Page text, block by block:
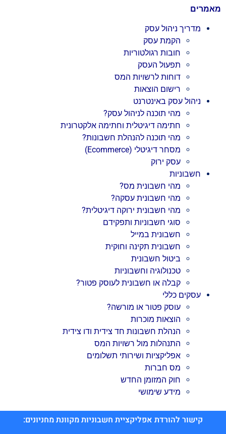
מאמרים
מדריך ניהול עסק
הקמת עסק
חובות רגולטוריות
תפעול העסק
דוחות לרשויות המס
רישום הוצאות
ניהול עסק באינטרנט
מהי תוכנה לניהול עסק?
חתימה דיגיטלית וחתימה אלקטרונית
מהי תוכנה להנהלת חשבונות?
מסחר דיגיטלי (Ecommerce)
עסק ירוק
חשבוניות
מהי חשבונית מס?
מהי חשבונית עסקה?
מהי חשבונית ירוקה דיגיטלית?
סוגי חשבוניות ותפקידם
חשבונית במייל
חשבונית תקינה וחוקית
ביטול חשבונית
טכנולוגיה וחשבוניות
קבלה או חשבונית לעוסק פטור?
עסקים כללי
עוסק פטור או מורשה?
הוצאות מוכרות
הנהלת חשבונות חד צידית ודו צידית
התנהלות מול רשויות המס
אפליקציות ושירותי תשלומים
מס חברות
חוק המזומן החדש
מידע שימושי
קישור להורדת אפליקציית חשבוניות מקוונת מחניונים: